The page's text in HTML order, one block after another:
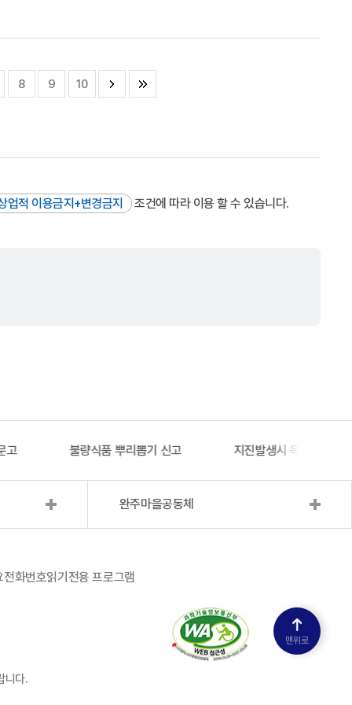
8 9 10
업적 이용금지+변경금지 조건에 따라 이용 할 수 있습니다.
고 불량식품 뿌리뽑기 신고 지진발생시 옥외대피소
완주마을공동체
전화번호읽기전용 프로그램
니다.
맨위로